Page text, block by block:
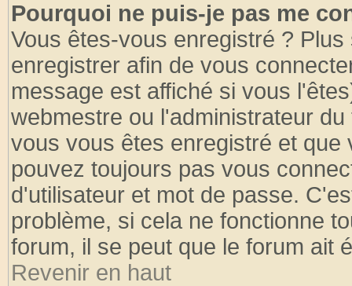
Pourquoi ne puis-je pas me
Vous êtes-vous enregistré ?
enregistrer afin de vous
message est affiché si vous
webmestre ou l'administrateur
vous vous êtes enregistré et
pouvez toujours pas vous
d'utilisateur et mot de passe.
problème, si cela ne fonctionne
forum, il se peut que le forum ait
Revenir en haut